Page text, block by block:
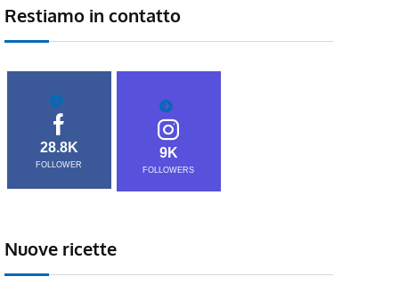
Restiamo in contatto
28.8K
FOLLOWER
9K
FOLLOWERS
Nuove ricette